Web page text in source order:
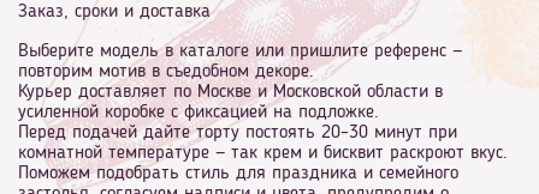
Заказ, сроки и доставка
Выберите модель в каталоге или пришлите референс —
повторим мотив в съедобном декоре.
Курьер доставляет по Москве и Московской области в
усиленной коробке с фиксацией на подложке.
Перед подачей дайте торту постоять 20–30 минут при
комнатной температуре — так крем и бисквит раскроют вкус.
Поможем подобрать стиль для праздника и семейного